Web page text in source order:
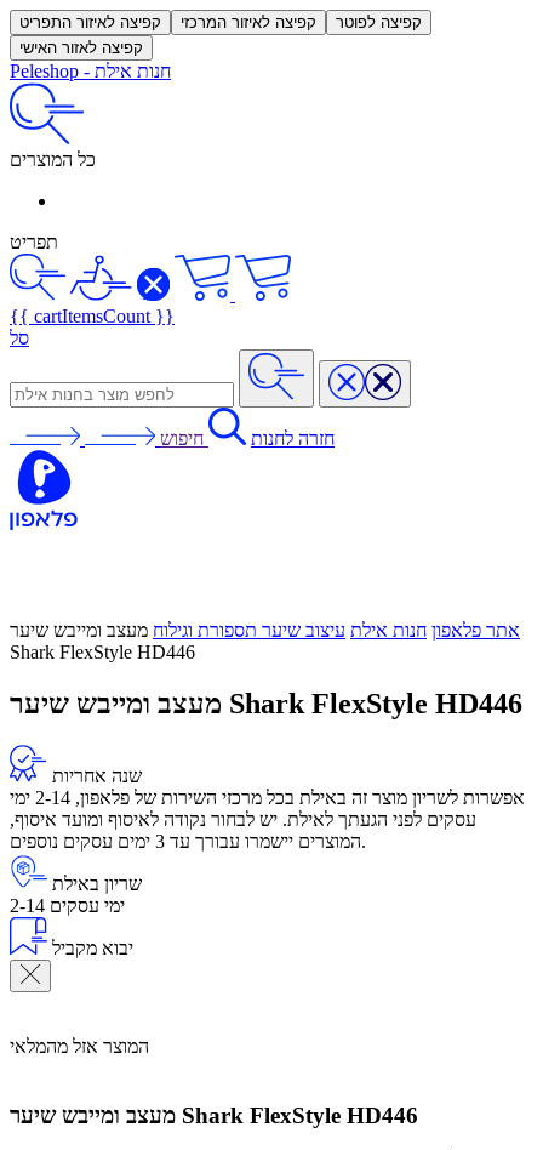
קפיצה לאיזור התפריט קפיצה לאיזור המרכזי
קפיצה לפוטר
קפיצה לאזור האישי
Peleshop - חנות אילת
כל המוצרים
תפריט
{{ cartItemsCount }}
סל
חזרה לחנות חיפוש
אתר פלאפון חנות אילת עיצוב שיער תספורת וגילוח מעצב ומייבש שיער
Shark FlexStyle HD446
מעצב ומייבש שיער Shark FlexStyle HD446
שנה אחריות
אפשרות לשריון מוצר זה באילת בכל מרכזי השירות של פלאפון, 2-14 ימי
עסקים לפני הגעתך לאילת. יש לבחור נקודה לאיסוף ומועד איסוף,
המוצרים יישמרו עבורך עד 3 ימים עסקים נוספים.
שריון באילת
2-14 ימי עסקים
יבוא מקביל
המוצר אזל מהמלאי
מעצב ומייבש שיער Shark FlexStyle HD446